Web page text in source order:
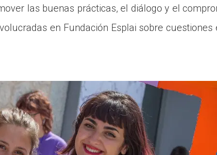
las buenas prácticas, el diálogo y el
en Fundación Esplai sobre